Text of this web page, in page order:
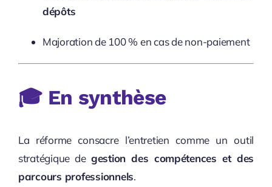
dépôts
Majoration de 100 % en cas de non-paiement
🎓 En synthèse
La réforme consacre l’entretien comme un outil
stratégique de gestion des compétences et des
parcours professionnels.